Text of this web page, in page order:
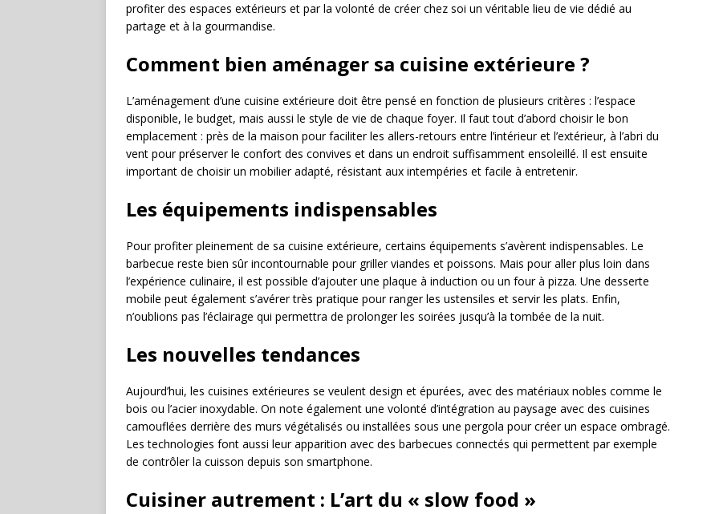
profiter des espaces extérieurs et par la volonté de créer chez soi un véritable lieu de vie dédié au
partage et à la gourmandise.
Comment bien aménager sa cuisine extérieure ?
L’aménagement d’une cuisine extérieure doit être pensé en fonction de plusieurs critères : l’espace
disponible, le budget, mais aussi le style de vie de chaque foyer. Il faut tout d’abord choisir le bon
emplacement : près de la maison pour faciliter les allers-retours entre l’intérieur et l’extérieur, à l’abri du
vent pour préserver le confort des convives et dans un endroit suffisamment ensoleillé. Il est ensuite
important de choisir un mobilier adapté, résistant aux intempéries et facile à entretenir.
Les équipements indispensables
Pour profiter pleinement de sa cuisine extérieure, certains équipements s’avèrent indispensables. Le
barbecue reste bien sûr incontournable pour griller viandes et poissons. Mais pour aller plus loin dans
l’expérience culinaire, il est possible d’ajouter une plaque à induction ou un four à pizza. Une desserte
mobile peut également s’avérer très pratique pour ranger les ustensiles et servir les plats. Enfin,
n’oublions pas l’éclairage qui permettra de prolonger les soirées jusqu’à la tombée de la nuit.
Les nouvelles tendances
Aujourd’hui, les cuisines extérieures se veulent design et épurées, avec des matériaux nobles comme le
bois ou l’acier inoxydable. On note également une volonté d’intégration au paysage avec des cuisines
camouflées derrière des murs végétalisés ou installées sous une pergola pour créer un espace ombragé.
Les technologies font aussi leur apparition avec des barbecues connectés qui permettent par exemple
de contrôler la cuisson depuis son smartphone.
Cuisiner autrement : L’art du « slow food »